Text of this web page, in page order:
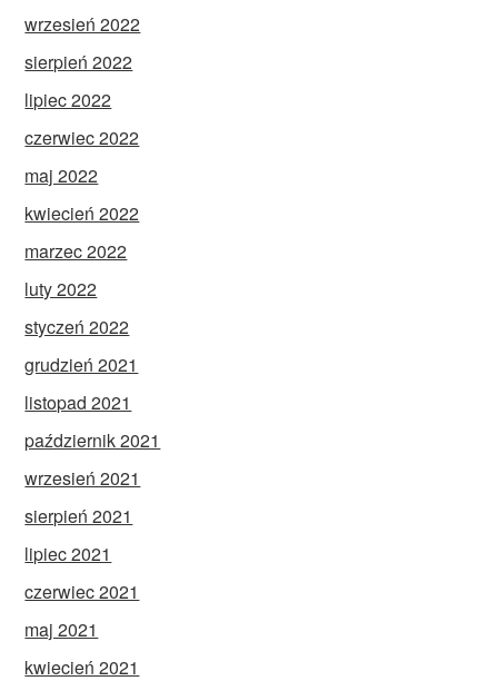
wrzesień 2022
sierpień 2022
lipiec 2022
czerwiec 2022
maj 2022
kwiecień 2022
marzec 2022
luty 2022
styczeń 2022
grudzień 2021
listopad 2021
październik 2021
wrzesień 2021
sierpień 2021
lipiec 2021
czerwiec 2021
maj 2021
kwiecień 2021